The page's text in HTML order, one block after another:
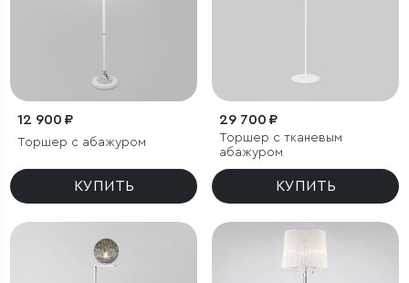
12 900 ₽
Торшер с абажуром
КУПИТЬ
29 700 ₽
Торшер с тканевым
абажуром
КУПИТЬ